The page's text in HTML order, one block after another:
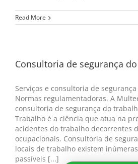
Read More
Consultoria de segurança
Serviços e consultoria de
Normas regulamentadoras. A
consultoria de segurança do
Trabalho é a ciência que atua na
acidentes do trabalho decorrentes
ocupacionais. Consultoria de
locais de trabalho existem
passíveis [...]